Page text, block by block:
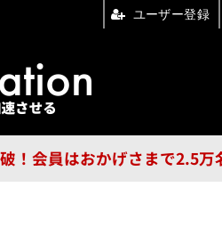
会員はおかげさまで2.5万
ブランドチャンネル
フォーエム
ユーザー登録